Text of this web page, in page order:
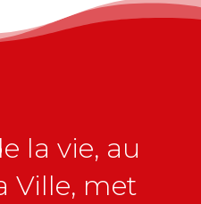
la vie, au
Ville, met